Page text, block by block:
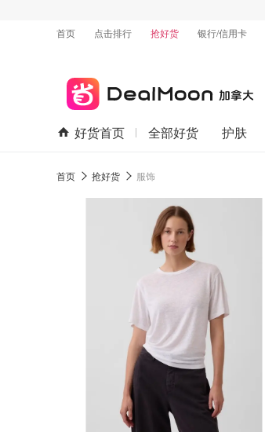
首页
点击排行 抢好货 银行/信用卡
好货首页 全部好货 护肤
首页 抢好货 服饰